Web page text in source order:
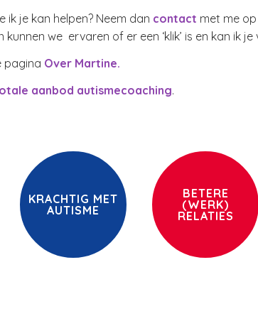
ik je kan helpen? Neem dan contact met me
we ervaren of er een ‘klik’ is en kan ik
pagina Over Martine.
aanbod autismecoaching.
KRACHTIG MET
AUTISME
BETERE
(WERK)
RELATIES